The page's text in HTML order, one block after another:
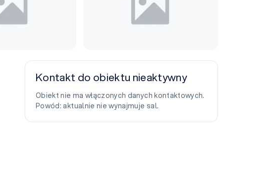
Kontakt do obiektu nieaktywny
Obiekt nie ma włączonych danych kontaktowych.
Powód: aktualnie nie wynajmuje sal.